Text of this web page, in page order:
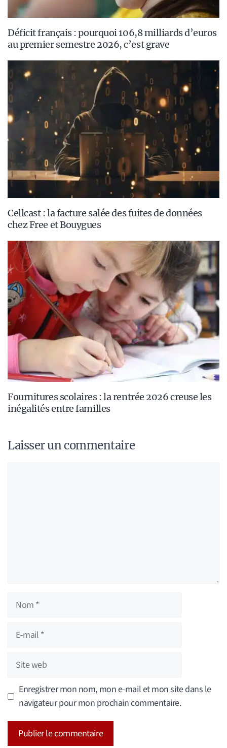
Déficit français : pourquoi 106,8 milliards d’euros
au premier semestre 2026, c’est grave
Cellcast : la facture salée des fuites de données
chez Free et Bouygues
Fournitures scolaires : la rentrée 2026 creuse les
inégalités entre familles
Laisser un commentaire
Nom
Site
web
Enregistrer mon nom, mon e-mail et mon site dans le
navigateur pour mon prochain commentaire.